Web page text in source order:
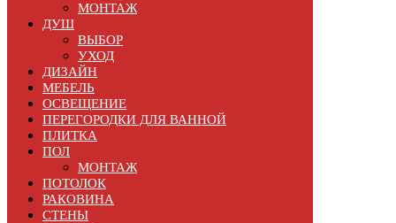
МОНТАЖ
ДУШ
ВЫБОР
УХОД
ДИЗАЙН
МЕБЕЛЬ
ОСВЕЩЕНИЕ
ПЕРЕГОРОДКИ ДЛЯ ВАННОЙ
ПЛИТКА
ПОЛ
МОНТАЖ
ПОТОЛОК
РАКОВИНА
СТЕНЫ